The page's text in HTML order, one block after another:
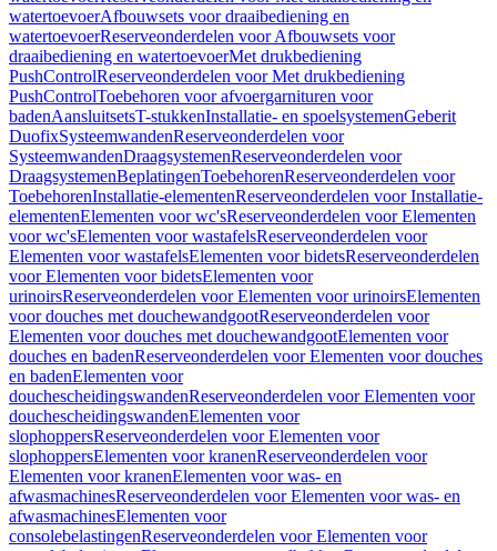
watertoevoerAfbouwsets voor draaibediening en
watertoevoerReserveonderdelen voor Afbouwsets voor
draaibediening en watertoevoerMet drukbediening
PushControlReserveonderdelen voor Met drukbediening
PushControlToebehoren voor afvoergarnituren voor
badenAansluitsetsT-stukkenInstallatie- en spoelsystemenGeberit
DuofixSysteemwandenReserveonderdelen voor
SysteemwandenDraagsystemenReserveonderdelen voor
DraagsystemenBeplatingenToebehorenReserveonderdelen voor
ToebehorenInstallatie-elementenReserveonderdelen voor Installatie-
elementenElementen voor wc'sReserveonderdelen voor Elementen
voor wc'sElementen voor wastafelsReserveonderdelen voor
Elementen voor wastafelsElementen voor bidetsReserveonderdelen
voor Elementen voor bidetsElementen voor
urinoirsReserveonderdelen voor Elementen voor urinoirsElementen
voor douches met douchewandgootReserveonderdelen voor
Elementen voor douches met douchewandgootElementen voor
douches en badenReserveonderdelen voor Elementen voor douches
en badenElementen voor
douchescheidingswandenReserveonderdelen voor Elementen voor
douchescheidingswandenElementen voor
slophoppersReserveonderdelen voor Elementen voor
slophoppersElementen voor kranenReserveonderdelen voor
Elementen voor kranenElementen voor was- en
afwasmachinesReserveonderdelen voor Elementen voor was- en
afwasmachinesElementen voor
consolebelastingenReserveonderdelen voor Elementen voor